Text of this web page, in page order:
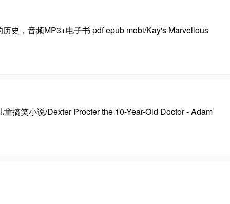
史，音频MP3+电子书 pdf epub mobi/Kay's Marvellous
搞笑小说/Dexter Procter the 10-Year-Old Doctor - Adam